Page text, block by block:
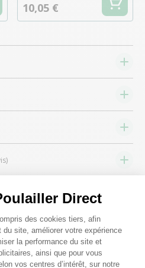
Direct
du
des cookies tiers, afin
du site, améliorer votre expérience
la performance du site et
ainsi que pour vous
vos centres d’intérêt, sur notre
10,05 €
à toutes vos